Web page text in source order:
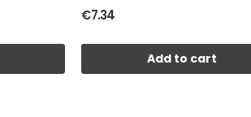
€7.34
Add to cart